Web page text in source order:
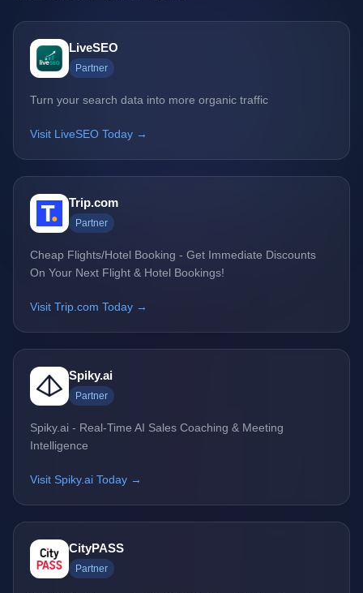
LiveSEO
Partner
Turn your search data into more organic traffic
Visit LiveSEO Today →
Trip.com
Partner
Cheap Flights/Hotel Booking - Get Immediate Discounts
On Your Next Flight & Hotel Bookings!
Visit Trip.com Today →
Spiky.ai
Partner
Spiky.ai - Real-Time AI Sales Coaching & Meeting
Intelligence
Visit Spiky.ai Today →
CityPASS
Partner